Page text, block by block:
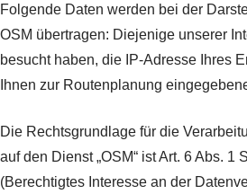
Folgende Daten werden bei der
OSM übertragen: Diejenige unserer
besucht haben, die IP-Adresse Ihres
Ihnen zur Routenplanung
Die Rechtsgrundlage für die
auf den Dienst „OSM“ ist Art. 6 Abs. 1
(Berechtigtes Interesse an der